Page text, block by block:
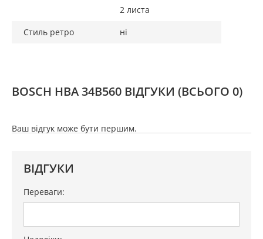
2 листа
Стиль ретро
ні
BOSCH HBA 34B560 ВІДГУКИ (ВСЬОГО 0)
Ваш відгук може бути першим.
ВІДГУКИ
Переваги: